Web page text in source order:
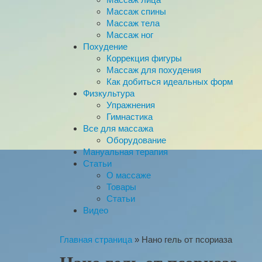
Массаж спины
Массаж тела
Массаж ног
Похудение
Коррекция фигуры
Массаж для похудения
Как добиться идеальных форм
Физкультура
Упражнения
Гимнастика
Все для массажа
Оборудование
Мануальная терапия
Статьи
О массаже
Товары
Статьи
Видео
Главная страница » Нано гель от псориаза